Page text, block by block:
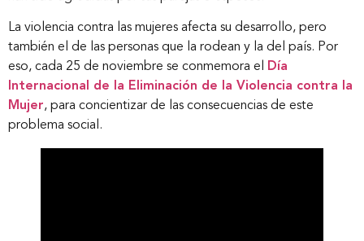
La violencia contra las mujeres afecta su desarrollo, pero
también el de las personas que la rodean y la del país. Por
eso, cada 25 de noviembre se conmemora el
Día
Internacional de la Eliminación de la Violencia contra la
Mujer, para concientizar de las consecuencias de este
problema social.